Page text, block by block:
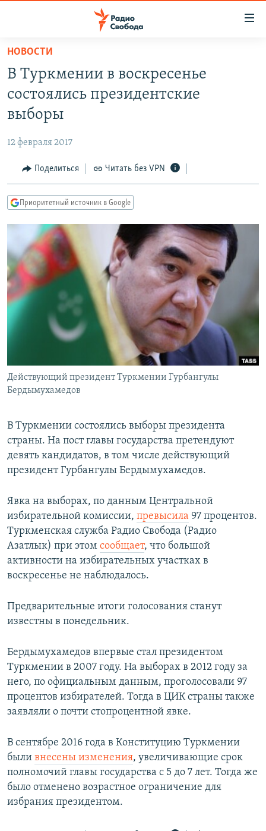
упрощенного
доступа
основному
Вернутся
Вернутся
поиску
ПОДКАСТЫ
АВТОРСКИЕ ПРОЕКТЫ
МНЕНИЯ
КУЛЬТУРА
КАВКАЗ.РЕАЛИИ
СЕВЕР.РЕАЛИИ
СИБИРЬ.РЕАЛИИ
РАСПИСАНИЕ ВЕЩАНИЯ
ПОДПИШИТЕСЬ НА РАССЫЛКУ
СОЦИАЛЬНЫЕ СЕТИ
НОВОСТИ
В Туркмении в воскресенье
состоялись президентские
выборы
12 февраля 2017
Поделиться Читать без VPN
Приоритетный источник в Google
Действующий президент Туркмении Гурбангулы
Бердымухамедов
В Туркмении состоялись выборы президента
страны. На пост главы государства претендуют
девять кандидатов, в том числе действующий
президент Гурбангулы Бердымухамедов.
Явка на выборах, по данным Центральной
избирательной комиссии, превысила 97 процентов.
Туркменская служба Радио Свобода (Радио
Азатлык) при этом сообщает, что большой
активности на избирательных участках в
воскресенье не наблюдалось.
Предварительные итоги голосования станут
известны в понедельник.
Бердымухамедов впервые стал президентом
Туркмении в 2007 году. На выборах в 2012 году за
него, по официальным данным, проголосовали 97
процентов избирателей. Тогда в ЦИК страны также
заявляли о почти стопроцентной явке.
В сентябре 2016 года в Конституцию Туркмении
были внесены изменения, увеличивающие срок
полномочий главы государства с 5 до 7 лет. Тогда же
было отменено возрастное ограничение для
избрания президентом.